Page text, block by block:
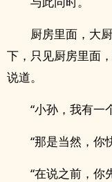
厨房里面，大
下，只见厨房里面
说道。
“小孙，我有一
“那是当然，你
“在说之前，你